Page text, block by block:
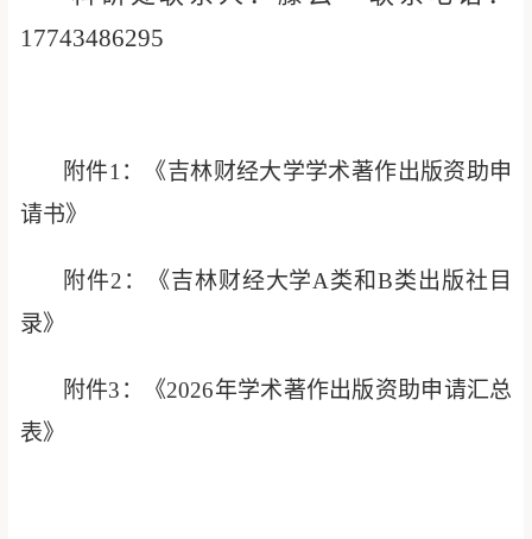
17743486295
附件1 ：《吉林财经大学学术著作出版资助申
请书》
附件2 ：《吉林财经大学A类和B类出版社目
录》
附件3 ：《2026年学术著作出版资助申请汇总
表》